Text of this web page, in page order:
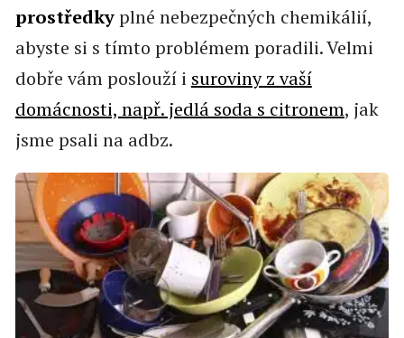
prostředkyplné nebezpečných chemikálií,
abyste si s tímto problémem poradili. Velmi
dobře vám poslouží i suroviny z vaší
domácnosti, např. jedlá soda s citronem, jak
jsme psali na adbz.